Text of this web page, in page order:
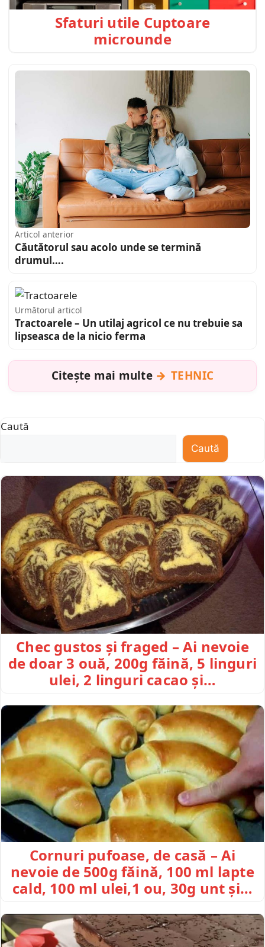
Sfaturi utile Cuptoare
microunde
Articol anterior
Căutătorul sau acolo unde se termină
drumul….
Următorul articol
Tractoarele – Un utilaj agricol ce nu trebuie sa
lipseasca de la nicio ferma
Citește mai multe TEHNIC
Caută
Caută
Chec gustos și fraged – Ai nevoie
de doar 3 ouă, 200g făină, 5 linguri
ulei, 2 linguri cacao și…
Cornuri pufoase, de casă – Ai
nevoie de 500g făină, 100 ml lapte
cald, 100 ml ulei,1 ou, 30g unt și…